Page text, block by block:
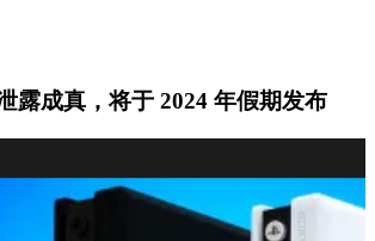
露成真，将于 2024 年假期发布